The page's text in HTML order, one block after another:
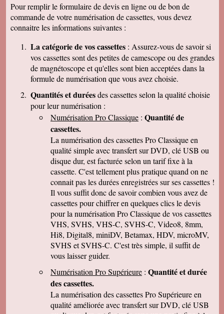
cordialement
Nicolas B.
J ai bien recu le colis. Les cd sont impeccables.
Thierry P.
j'ai bien reçu les lots de dvd ! merci de votre
travail et de votre gentillesse ! cordialement
Patrick C.
J 'ai bien reçu le colis , je suis content de votre
travail, ma famille en métropole doit vous
envoyer le reste des cassettes. Cordialement
J-Claude L.
Bonjour, je voulait vous remercier sincérement
pour le travail que avez effectuer en restituant
les films de nos cassettes mini dv sur dvd.
Vôtre travail est excellent et vôtre sérieux est
irréprochable. Nous auront d'autre cassettes a
vous envoyer prochainement. Encore merci est
désoler de vous remercier avec autant de retard
... Bonne continuation
Caroline P.
Merci pour votre professionnalisme. vous etes
une bonne adresse et ne manquerais pas de
parler de vous . Encore merci
J-Pierre B.
Tout est OK, merci! Dans l'avenir, j'aurai sans
doute encore recours à vous pour le même
genre de travail. Cordialement
Félix F.
J'ai bien reçu votre colis et vous remercie d'
avoir effectué ce travail délicat . J'ai visionné
les disquettes et suis pour ma part satisfait , je
pense que mon fils sera très heureux de
retrouver de tels souvenirs. Merci beaucoup
Pour remplir le formulaire de devis en ligne ou de bon de
commande de votre numérisation de cassettes, vous devez
connaitre les informations suivantes :
La catégorie de vos cassettes : Assurez-vous de savoir si
vos cassettes sont des petites de camescope ou des grandes
de magnétoscope et qu'elles sont bien acceptées dans la
formule de numérisation que vous avez choisie.
Quantités et duréesdes cassettes selon la qualité choisie
pour leur numérisation :
Numérisation Pro Classique : Quantité de
cassettes.
La numérisation des cassettes Pro Classique en
qualité simple avec transfert sur DVD, clé USB ou
disque dur, est facturée selon un tarif fixe à la
cassette. C'est tellement plus pratique quand on ne
connait pas les durées enregistrées sur ses cassettes !
Il vous suffit donc de savoir combien vous avez de
cassettes pour chiffrer en quelques clics le devis
pour la numérisation Pro Classique de vos cassettes
VHS, SVHS, VHS-C, SVHS-C, Video8, 8mm,
Hi8, Digital8, miniDV, Betamax, HDV, microMV,
SVHS et SVHS-C. C'est très simple, il suffit de
vous laisser guider.
Numérisation Pro Supérieure : Quantité et durée
des cassettes.
La numérisation des cassettes Pro Supérieure en
qualité améliorée avec transfert sur DVD, clé USB